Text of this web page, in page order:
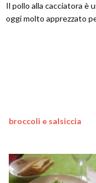
Il pollo alla cacciatora è
oggi molto apprezzato
broccoli e salsiccia